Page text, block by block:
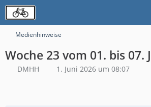
Medienhinweise
Woche 23 vom 01. bis 07.
DMHH 1. Juni 2026 um 08:07